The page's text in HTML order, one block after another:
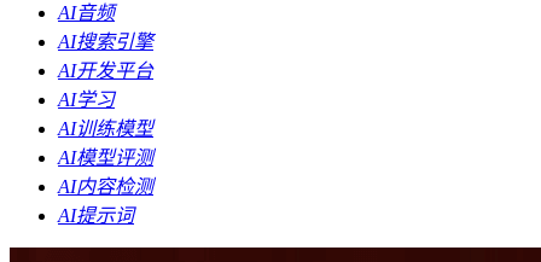
AI音频
AI搜索引擎
AI开发平台
AI学习
AI训练模型
AI模型评测
AI内容检测
AI提示词